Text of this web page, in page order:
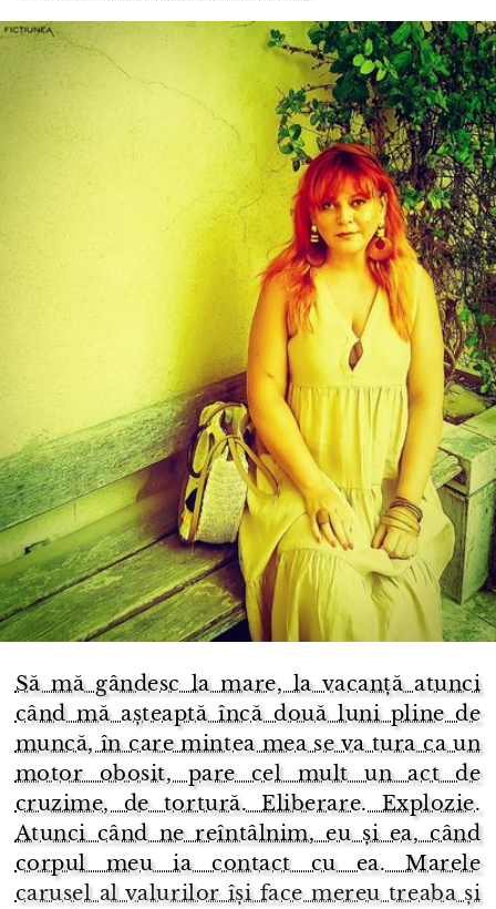
Să mă gândesc la mare, la vacanță atunci
când mă așteaptă încă două luni pline de
muncă, în care mintea mea se va tura ca un
motor obosit, pare cel mult un act de
cruzime, de tortură. Eliberare. Explozie.
Atunci când ne reîntâlnim, eu și ea, când
corpul meu ia contact cu ea. Marele
carusel al valurilor își face mereu treaba și